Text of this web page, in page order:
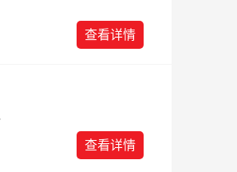
查看详情
查看详情